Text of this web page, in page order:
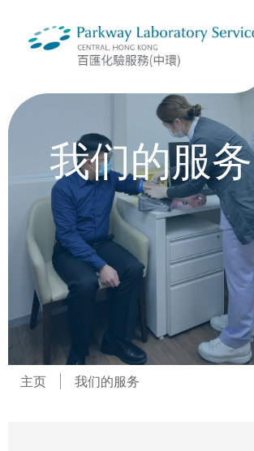
我们的服务
主页 我们的服务